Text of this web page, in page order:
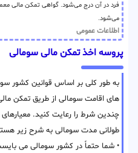
فرد در آن درج می‌شود. گواهی تمکن مالی
می‌شود.
اطلاعات عمومی
پروسه اخذ تمکن مالی سومالی
به طور کلی بر اساس قوانین کشور
های اقامت سومالی از طریق تمکن
چندین شرط را رعایت کنید.
طولانی مدت سومالی به شرح زیر
• شما حتماً در کشور سومالی می بایست به مدت 5